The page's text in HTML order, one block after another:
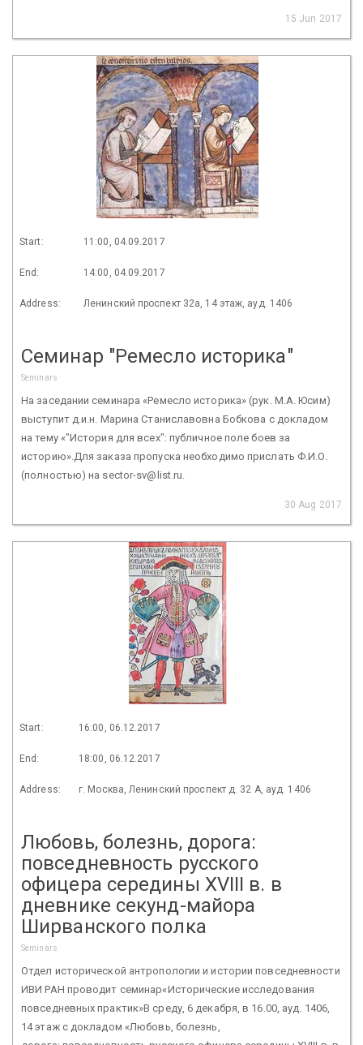
15 Jun 2017
Start: 11:00, 04.09.2017
End: 14:00, 04.09.2017
Address: Ленинский проспект 32а, 14 этаж, ауд. 1406
Семинар "Ремесло историка"
Seminars
На заседании семинара «Ремесло историка» (рук. М.А. Юсим)
выступит д.и.н. Марина Станиславовна Бобкова с докладом
на тему «"История для всех": публичное поле боев за
историю».Для заказа пропуска необходимо прислать Ф.И.О.
(полностью) на sector-sv@list.ru.
30 Aug 2017
Start: 16:00, 06.12.2017
End: 18:00, 06.12.2017
Address: г. Москва, Ленинский проспект д. 32 А, ауд. 1406
Любовь, болезнь, дорога:
повседневность русского
офицера середины XVIII в. в
дневнике секунд-майора
Ширванского полка
Seminars
Отдел исторической антропологии и истории повседневности
ИВИ РАН проводит семинар«Исторические исследования
повседневных практик»В среду, 6 декабря, в 16.00, ауд. 1406,
14 этаж с докладом «Любовь, болезнь,